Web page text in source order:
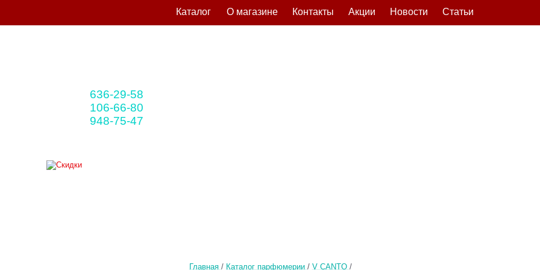
Главная / Каталог парфюмерии / V CANTO /
636-29-58
106-66-80
948-75-47
Статьи
Новости
Акции
Контакты
О магазине
Каталог